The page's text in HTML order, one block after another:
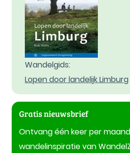
Wandelgids:
Lopen door landelijk Limburg
Gratis nieuwsbrief
Ontvang één keer per maand
wandelinspiratie van